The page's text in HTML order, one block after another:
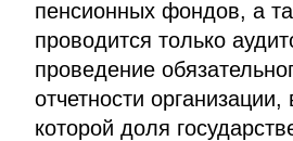
пенсионных фондов, а
проводится только
проведение
отчетности
которой доля